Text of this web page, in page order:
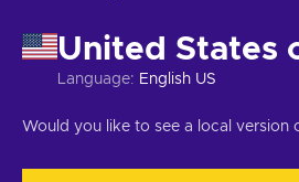
Copyright © 2026 Eneba. Alle Rechte
Verwendung dieser Technologien
Partner zu. Du kannst deine
auf „Anpassen“ klickst.
verwendet, siehe \nGoogle Business
United States
Language: English US
Would you like to see a local version